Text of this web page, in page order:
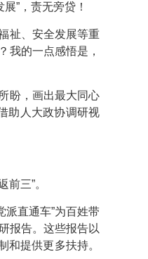
”，责无旁贷！
祉、安全发展等重
我的一点感悟是，
盼，画出最大同心
助人大政协调研视
三”。
派直通车”为百姓带
报告。这些报告以
和提供更多扶持。